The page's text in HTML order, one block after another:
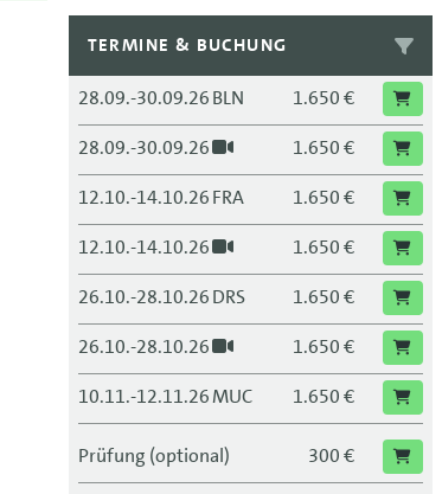
TERMINE & BUCHUNG
28.09.-30.09.26BLN
1.650 €
28.09.-30.09.26
1.650 €
12.10.-14.10.26FRA
1.650 €
12.10.-14.10.26
1.650 €
26.10.-28.10.26DRS
1.650 €
26.10.-28.10.26
1.650 €
10.11.-12.11.26MUC
1.650 €
10.11.-12.11.26
1.650 €
Prüfung (optional) 300 €